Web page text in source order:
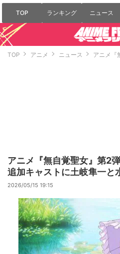
TOP ランキング ニュース
TOP アニメ ニュース アニメ『
アニメ『無自覚聖女』第2
追加キャストに土岐隼一と
2026/05/15 19:15